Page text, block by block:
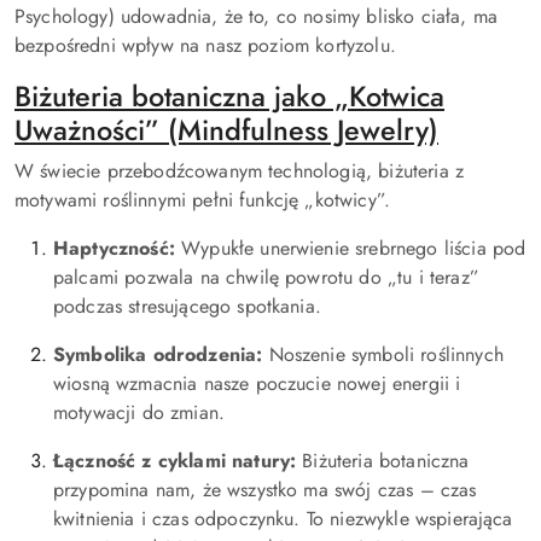
Psychology) udowadnia, że to, co nosimy blisko ciała, ma
bezpośredni wpływ na nasz poziom kortyzolu.
Biżuteria botaniczna jako „Kotwica
Uważności” (Mindfulness Jewelry)
W świecie przebodźcowanym technologią, biżuteria z
motywami roślinnymi pełni funkcję „kotwicy”.
Haptyczność: Wypukłe unerwienie srebrnego liścia pod
palcami pozwala na chwilę powrotu do „tu i teraz”
podczas stresującego spotkania.
Symbolika odrodzenia: Noszenie symboli roślinnych
wiosną wzmacnia nasze poczucie nowej energii i
motywacji do zmian.
Łączność z cyklami natury: Biżuteria botaniczna
przypomina nam, że wszystko ma swój czas – czas
kwitnienia i czas odpoczynku. To niezwykle wspierająca